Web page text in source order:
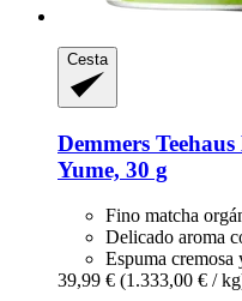
Cesta
Demmers Teehaus
Yume, 30 g
Fino matcha
Delicado aroma
Espuma cremosa
39,99 € (1.333,00 € /